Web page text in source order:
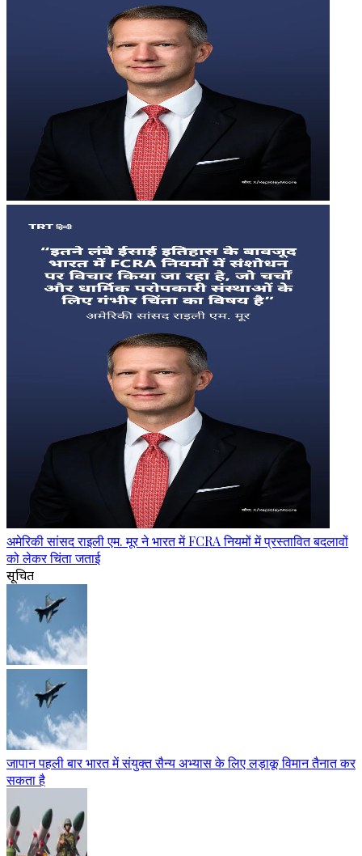
अमेरिकी सांसद राइली एम. मूर ने भारत में FCRA नियमों में प्रस्तावित बदलावों
को लेकर चिंता जताई
सूचित
जापान पहली बार भारत में संयुक्त सैन्य अभ्यास के लिए लड़ाकू विमान तैनात कर
सकता है